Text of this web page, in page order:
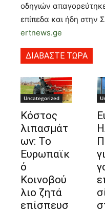
οδηγιών
επίπεδα και ήδη στην
ertnews.ge
ΔΙΑΒΑΣΤΕ ΤΩΡΑ
Uncategorized
Κόστος
λιπασμάτ
ων: Το
Ευρωπαϊκ
ό
Κοινοβού
λιο ζητά
επίσπευσ